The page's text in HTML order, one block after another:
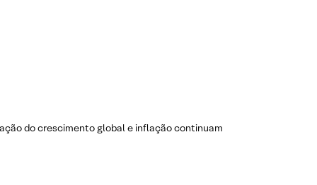
do crescimento global e inflação continuam